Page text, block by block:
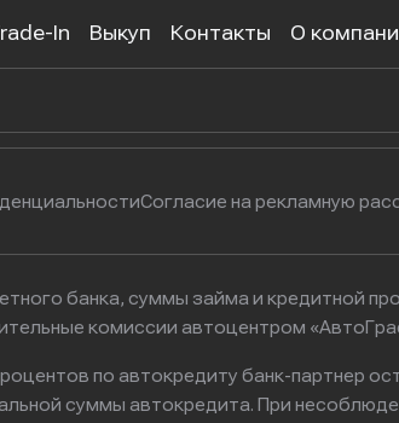
In Выкуп Контакты О
Согласие на рекламную
банка, суммы займа и кредитной
комиссии автоцентром
по автокредиту банк-партнер
суммы автокредита. При